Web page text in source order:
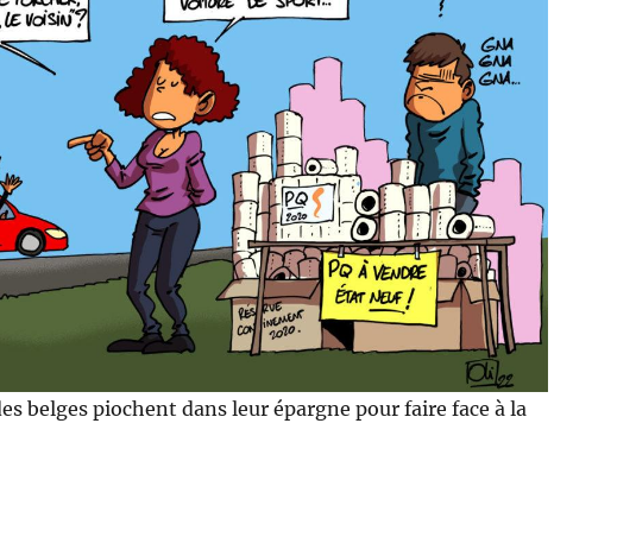
belges piochent dans leur épargne pour faire face à la